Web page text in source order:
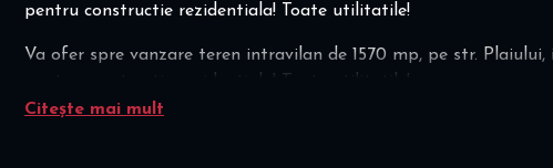
pentru constructie rezidentiala! Toate utilitatile!
Va ofer spre vanzare teren intravilan de 1570 mp, pe str.
pentru constructie rezidentiala! Toate utilitatile!
Citește mai mult